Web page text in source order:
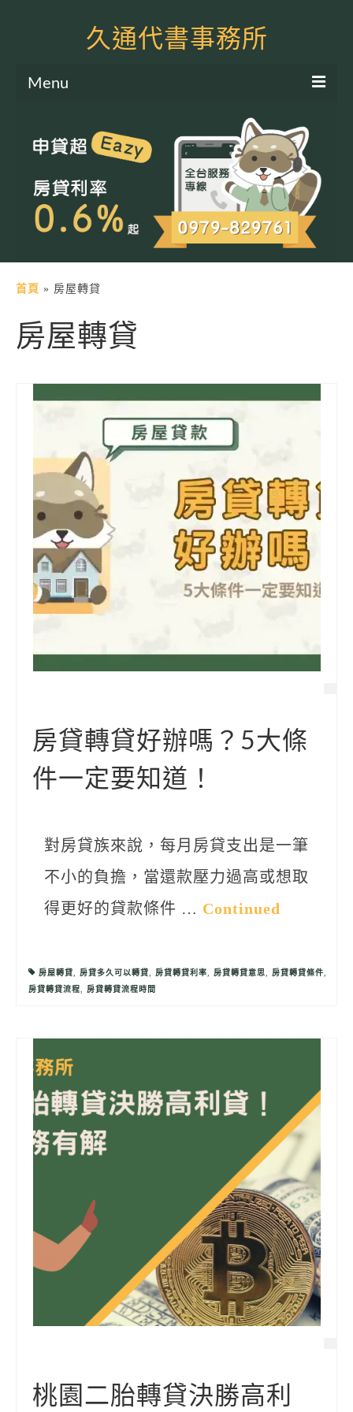
久通代書事務所
Menu
土地二胎申貸
房屋二胎申貸
軍公教貸款
土地貸款
房屋貸款
信用貸款
代書貸款
銀行貸款
其他貸款
申貸Q&A
久通專欄
時事解析
生活理財
首頁 » 房屋轉貸
房屋轉貸
房貸轉貸好辦嗎？5大條
件一定要知道！
對房貸族來說，每月房貸支出是一筆
不小的負擔，當還款壓力過高或想取
得更好的貸款條件 … Continued
房屋轉貸, 房貸多久可以轉貸, 房貸轉貸利率, 房貸轉貸意思, 房貸轉貸條件,
房貸轉貸流程, 房貸轉貸流程時間
桃園二胎轉貸決勝高利